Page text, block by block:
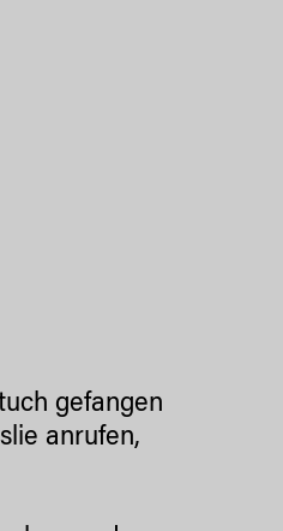
gefangen
anrufen,